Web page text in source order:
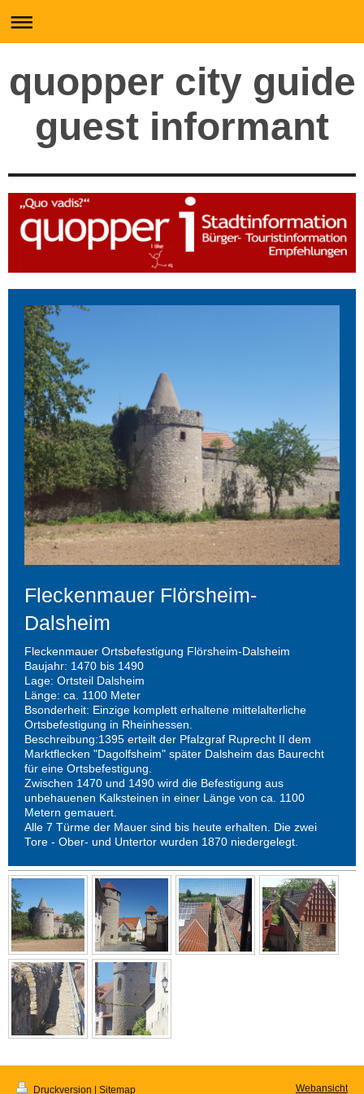
quopper city guide
guest informant
Fleckenmauer Flörsheim-
Dalsheim
Fleckenmauer Ortsbefestigung Flörsheim-Dalsheim
Baujahr: 1470 bis 1490
Lage: Ortsteil Dalsheim
Länge: ca. 1100 Meter
Bsonderheit: Einzige komplett erhaltene mittelalterliche
Ortsbefestigung in Rheinhessen.
Beschreibung:1395 erteilt der Pfalzgraf Ruprecht II dem
Marktflecken "Dagolfsheim" später Dalsheim das Baurecht
für eine Ortsbefestigung.
Zwischen 1470 und 1490 wird die Befestigung aus
unbehauenen Kalksteinen in einer Länge von ca. 1100
Metern gemauert.
Alle 7 Türme der Mauer sind bis heute erhalten. Die zwei
Tore - Ober- und Untertor wurden 1870 niedergelegt.
Druckversion | Sitemap Webansicht